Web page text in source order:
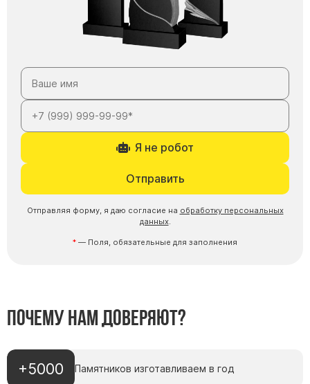
Я не робот
Отправить
Отправляя форму, я даю согласие на обработку персональных
данных.
— Поля, обязательные для заполнения
Почему нам доверяют?
+5000 Памятников изготавливаем в год